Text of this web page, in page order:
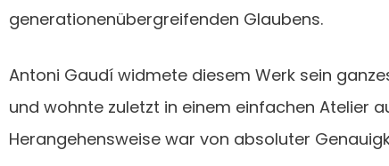
generationenübergreifenden Glaubens.
Antoni Gaudí widmete diesem Werk sein
und wohnte zuletzt in einem einfachen Atelier
Herangehensweise war von absoluter